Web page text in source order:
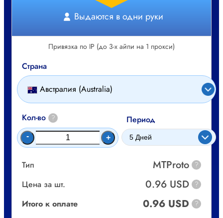
Выдаются в одни руки
Привязка по IP (до 3-х айпи на 1 прокси)
Страна
Австралия (Australia)
Кол-во ?
- +
Период
Тип MTProto ?
Цена за шт. 0.96 USD ?
Итого к оплате 0.96 USD ?